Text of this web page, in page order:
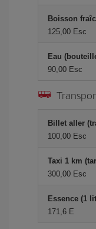
Boisson
125,00 Esc
Eau
90,00 Esc
Billet aller
100,00 Esc
Taxi 1 km
300,00 Esc
Essence (1
171,6 E